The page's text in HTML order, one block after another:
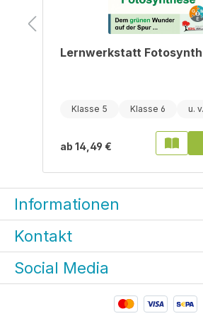
Lernwerkstatt
Klasse 5 Klasse 6
ab 14,49 €
Informationen
Kontakt
Social Media